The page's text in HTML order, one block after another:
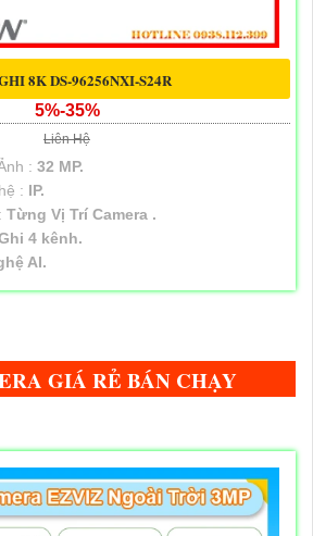
8K DS-96256NXI-S24R
5%-35%
Liên Hệ
: 32 MP.
: IP.
Từng Vị Trí Camera .
4 kênh.
AI.
GIÁ RẺ BÁN CHẠY